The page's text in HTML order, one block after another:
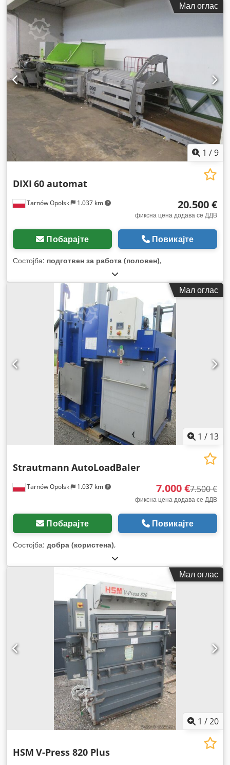
(5,44 коњски сили)
, празна тежина: Мал оглас
1 /9
Tarnów Opolski 1.037 km
DIXI 60 automat
20.500 €
фиксна цена додава се ДДВ
Побарајте Повикајте
Состојба: подготвен за работа (половен),
Мал оглас
1 / 13
Tarnów Opolski 1.037 km
Strautmann AutoLoadBaler
7.000 €7.500 €
фиксна цена додава се ДДВ
Побарајте Повикајте
Состојба: добра (користена),
Мал оглас
1 /20
HSM V-Press 820 Plus